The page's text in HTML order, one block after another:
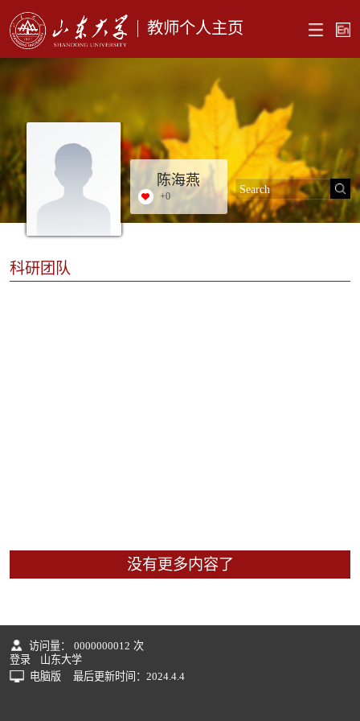
教师个人主页
陈海燕
+0
科研团队
没有更多内容了
访问量： 0000000012 次
登录
山东大学
电脑版
最后更新时间： 2024. 4. 4